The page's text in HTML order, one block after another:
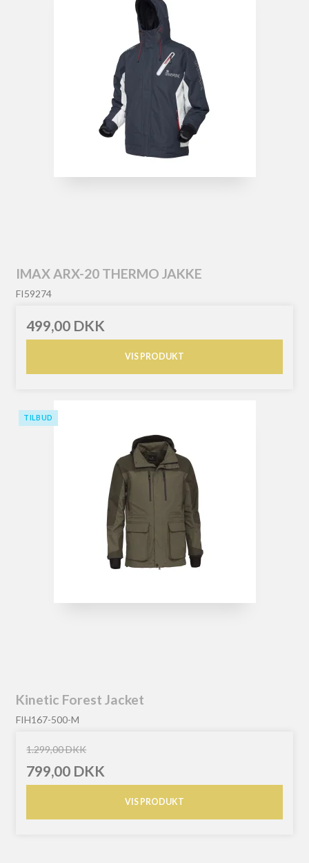
IMAX ARX-20 THERMO JAKKE
FI59274
499,00 DKK
VIS PRODUKT
TILBUD
Kinetic Forest Jacket
FIH167-500-M
1.299,00 DKK
799,00 DKK
VIS PRODUKT